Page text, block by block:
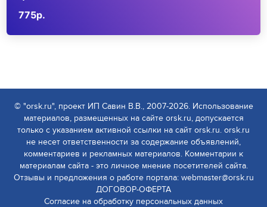
775р.
© "orsk.ru", проект ИП Савин В.В., 2007-2026. Использование
материалов, размещенных на сайте orsk.ru, допускается
только с указанием активной ссылки на сайт orsk.ru. orsk.ru
не несет ответственности за содержание объявлений,
комментариев и рекламных материалов. Комментарии к
материалам сайта - это личное мнение посетителей сайта.
Отзывы и предложения о работе портала: webmaster@orsk.ru
ДОГОВОР-ОФЕРТА
Согласие на обработку персональных данных